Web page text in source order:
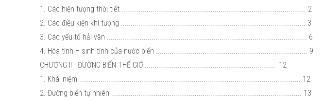
1. Các hiện tượng thời tiết ............................................................................................... 2
2. Các điều kiện khí tượng ............................................................................................... 3
3. Các yếu tố hải văn ....................................................................................................... 6
4. Hóa tính – sinh tính của nước biển .............................................................................. 9
CHƯƠNG II - ĐƯỜNG BIỂN THẾ GIỚI................................................................... 12
1. Khái niệm .................................................................................................................. 12
2. Đường biển tự nhiên .................................................................................................. 13